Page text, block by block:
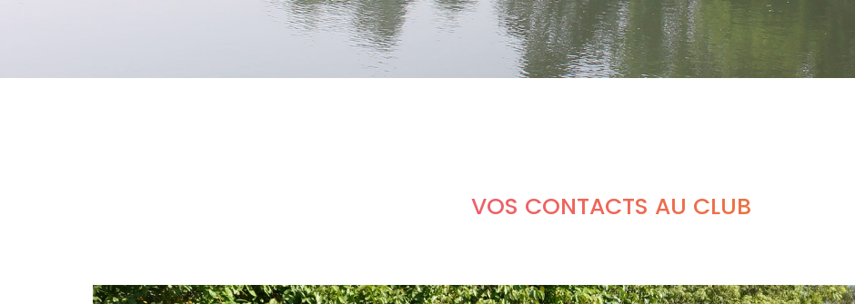
VOS CONTACTS AU CLUB